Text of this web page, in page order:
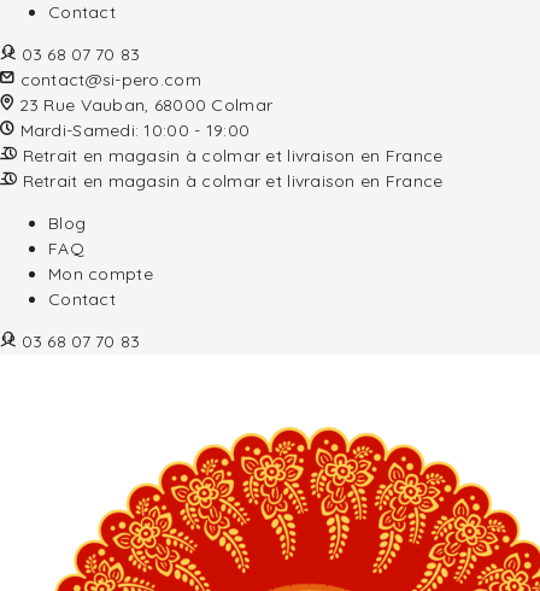
Contact
03 68 07 70 83
contact@si-pero.com
23 Rue Vauban, 68000 Colmar
Mardi-Samedi: 10:00 - 19:00
Retrait en magasin à colmar et livraison en France
Retrait en magasin à colmar et livraison en France
Blog
FAQ
Mon compte
Contact
03 68 07 70 83